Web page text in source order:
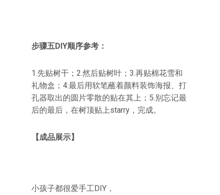
步骤五DIY顺序参考：
1.先贴树干；2.然后贴树叶；3.再贴棉花雪和
礼物盒；4.最后用软笔蘸着颜料装饰海报、打
孔器取出的圆片零散的贴在其上；5.别忘记最
后的最后，在树顶贴上starry，完成。
【成品展示】
小孩子都很爱手工DIY，